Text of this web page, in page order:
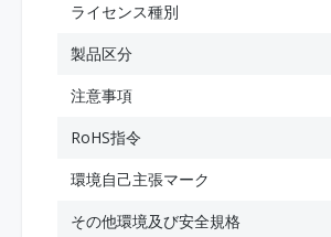
ライセンス種別
製品区分
注意事項
RoHS指令
環境自己主張マーク
その他環境及び安全規格